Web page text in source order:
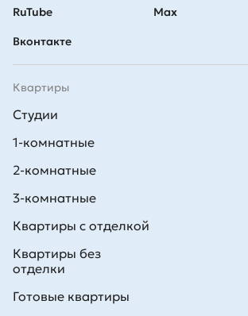
RuTube
Вконтакте
Max
Квартиры
Студии
1-комнатные
2-комнатные
3-комнатные
Квартиры с отделкой
Квартиры без
отделки
Готовые квартиры